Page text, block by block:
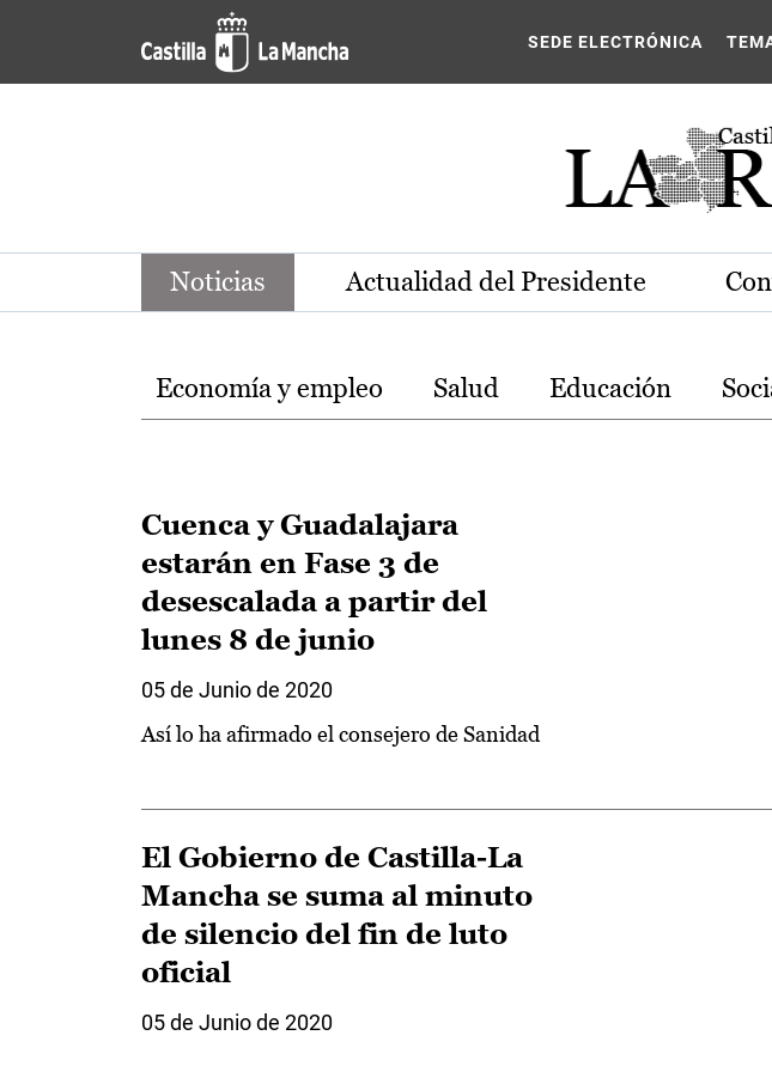
Pasar al contenido principal
Noticias de la región de Castilla-La
SEDE ELECTRÓNICA
Noticias Actualidad del Presidente
Temas
Economía y empleo Salud Educación
Cuenca y Guadalajara
estarán en Fase 3 de
desescalada a partir del
lunes 8 de junio
05 de Junio de 2020
Así lo ha afirmado el consejero de Sanidad
El Gobierno de Castilla-La
Mancha se suma al minuto
de silencio del fin de luto
oficial
05 de Junio de 2020